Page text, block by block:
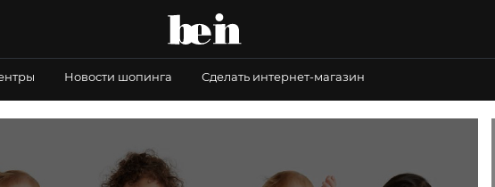
Новости шопинга Сделать интернет-магазин